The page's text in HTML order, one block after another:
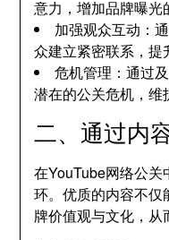
意力，增加品牌曝光
加强观众互动：
众建立紧密联系，提
危机管理：通过
潜在的公关危机，维
二、通过内
在YouTube网络公
环。优质的内容不
牌价值观与文化，从